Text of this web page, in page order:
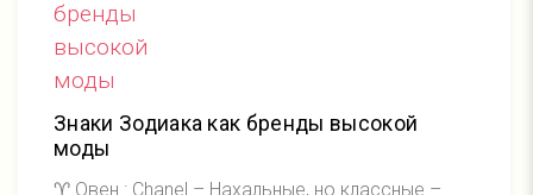
Знаки Зодиака как бренды высокой
моды
♈ Овен : Chanel – Нахальные, но классные –